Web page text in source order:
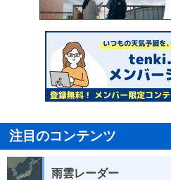
注目のコンテンツ
雨雲レーダー